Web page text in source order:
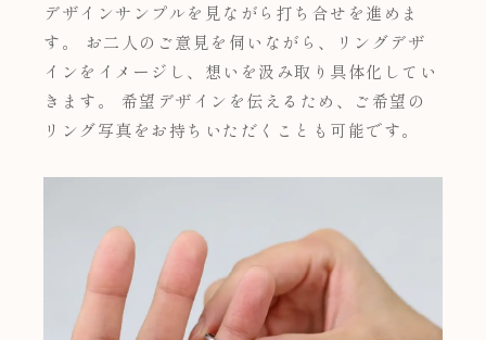
デザインサンプルを見ながら打ち合せを進めま
す。 お二人のご意見を伺いながら、リングデザ
インをイメージし、想いを汲み取り具体化してい
きます。 希望デザインを伝えるため、ご希望の
リング写真をお持ちいただくことも可能です。